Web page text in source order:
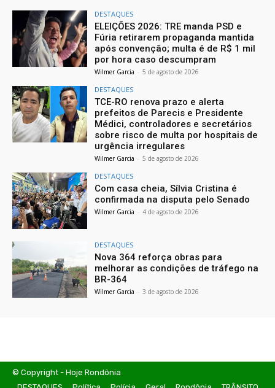
DESTAQUES
ELEIÇÕES 2026: TRE manda PSD e
Fúria retirarem propaganda mantida
após convenção; multa é de R$ 1 mil
por hora caso descumpram
Wilmer Garcia - 5 de agosto de 2026
DESTAQUES
TCE-RO renova prazo e alerta
prefeitos de Parecis e Presidente
Médici, controladores e secretários
sobre risco de multa por hospitais de
urgência irregulares
Wilmer Garcia - 5 de agosto de 2026
DESTAQUES
Com casa cheia, Sílvia Cristina é
confirmada na disputa pelo Senado
Wilmer Garcia - 4 de agosto de 2026
DESTAQUES
Nova 364 reforça obras para
melhorar as condições de tráfego na
BR-364
Wilmer Garcia - 3 de agosto de 2026
© Copyright - Hoje Rondônia